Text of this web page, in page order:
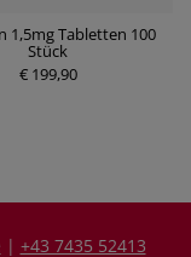
1,5mg Tabletten 100
Stück
€ 199,90
| +43 7435 52413